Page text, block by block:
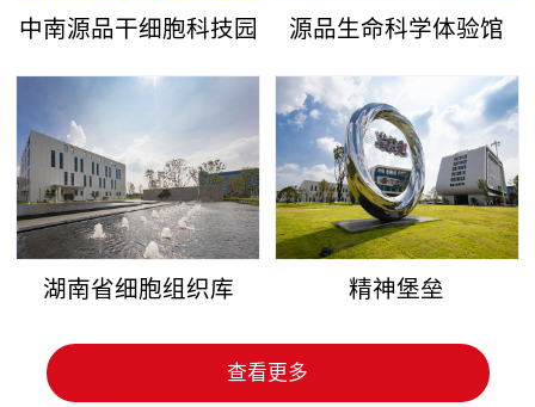
中南源品干细胞科技园 源品生命科学体验馆
湖南省细胞组织库 精神堡垒
查看更多